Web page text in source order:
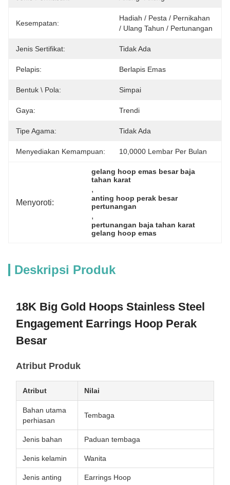
Kesempatan:
Hadiah / Pesta / Pernikahan
/ Ulang Tahun / Pertunangan
Jenis Sertifikat: Tidak Ada
Pelapis: Berlapis Emas
Bentuk \ Pola: Simpai
Gaya: Trendi
Tipe Agama: Tidak Ada
Menyediakan Kemampuan: 10,0000 Lembar Per Bulan
Menyoroti:
gelang hoop emas besar baja
tahan karat
,
anting hoop perak besar
pertunangan
,
pertunangan baja tahan karat
gelang hoop emas
Deskripsi Produk
18K Big Gold Hoops Stainless Steel
Engagement Earrings Hoop Perak
Besar
Atribut Produk
Atribut Nilai
Bahan utama
perhiasan
Tembaga
Jenis bahan Paduan tembaga
Jenis kelamin Wanita
Jenis anting Earrings Hoop